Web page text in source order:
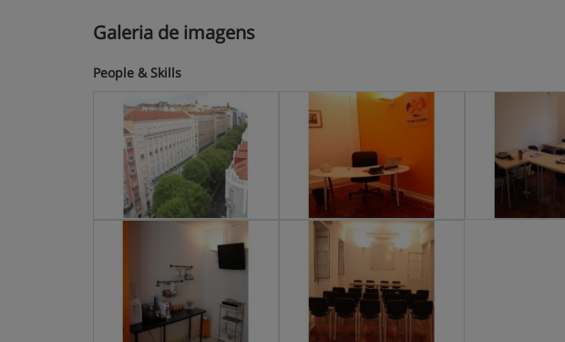
Galeria de imagens
People & Skills